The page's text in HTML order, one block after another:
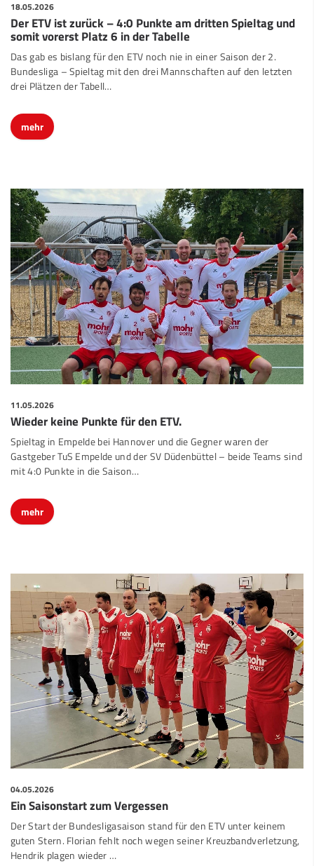
18.05.2026
Der ETV ist zurück – 4:0 Punkte am dritten Spieltag und
somit vorerst Platz 6 in der Tabelle
Das gab es bislang für den ETV noch nie in einer Saison der 2.
Bundesliga – Spieltag mit den drei Mannschaften auf den letzten
drei Plätzen der Tabell…
mehr
11.05.2026
Wieder keine Punkte für den ETV.
Spieltag in Empelde bei Hannover und die Gegner waren der
Gastgeber TuS Empelde und der SV Düdenbüttel – beide Teams sind
mit 4:0 Punkte in die Saison…
mehr
04.05.2026
Ein Saisonstart zum Vergessen
Der Start der Bundesligasaison stand für den ETV unter keinem
guten Stern. Florian fehlt noch wegen seiner Kreuzbandverletzung,
Hendrik plagen wieder …